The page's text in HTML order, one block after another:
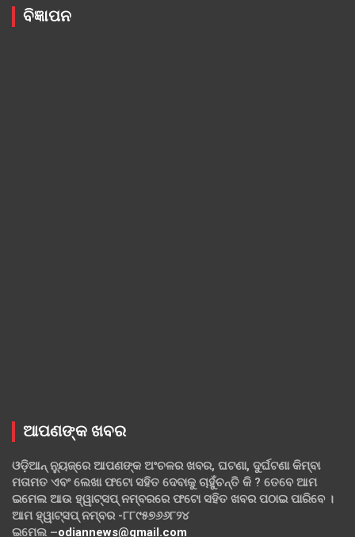
ବିଜ୍ଞାପନ
ଆପଣଙ୍କ ଖବର
ଓଡ଼ିଆନ୍ ନ୍ୟୁଜ୍‌ରେ ଆପଣଙ୍କ ଅଂଚଳର ଖବର, ଘଟଣା, ଦୁର୍ଘଟଣା କିମ୍ବା
ମତାମତ ଏବଂ ଲେଖା ଫଟୋ ସହିତ ଦେବାକୁ ଚାହୁଁଚନ୍ତି କି ? ତେବେ ଆମ
ଇମେଲ ଆଉ ହ୍ୱାଟ୍‌ସପ୍ ନମ୍ବରରେ ଫଟୋ ସହିତ ଖବର ପଠାଇ ପାରିବେ ।
ଆମ ହ୍ୱାଟ୍‌ସପ୍ ନମ୍ବର -୮୮୯୫୭୬୬୮୨୪
ଇମେଲ –odiannews@gmail.com